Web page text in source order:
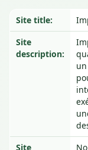
Site title:
Site
description:
Site